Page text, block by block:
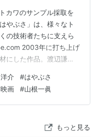
ワのサンプル採取を
やぶさ」は、様々なト
の技術者たちに支えら
2003年に打ち上げ
にした作品。渡辺謙、
次々とトラブルに見舞
を果たした探査機、
く物語だ。 物語のメイ
に激しくぶつかりな…
介 #はやぶさ
画 #山根一眞
もっと見る